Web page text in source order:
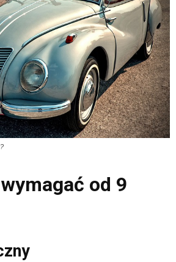
od 9